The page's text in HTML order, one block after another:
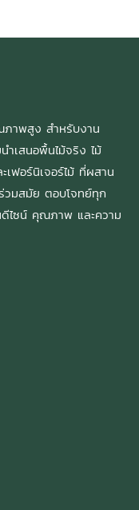
าพสูง สำหรับงาน
เสนอพื้นไม้จริง ไม้
ฟอร์นิเจอร์ไม้ ที่ผสาน
วมสมัย ตอบโจทย์ทุก
ดีไซน์ คุณภาพ และความ